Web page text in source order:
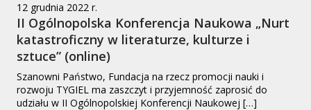
12 grudnia 2022 r.
II Ogólnopolska Konferencja Naukowa „Nurt
katastroficzny w literaturze, kulturze i
sztuce” (online)
Szanowni Państwo, Fundacja na rzecz promocji nauki i
rozwoju TYGIEL ma zaszczyt i przyjemność zaprosić do
udziału w II Ogólnopolskiej Konferencji Naukowej […]